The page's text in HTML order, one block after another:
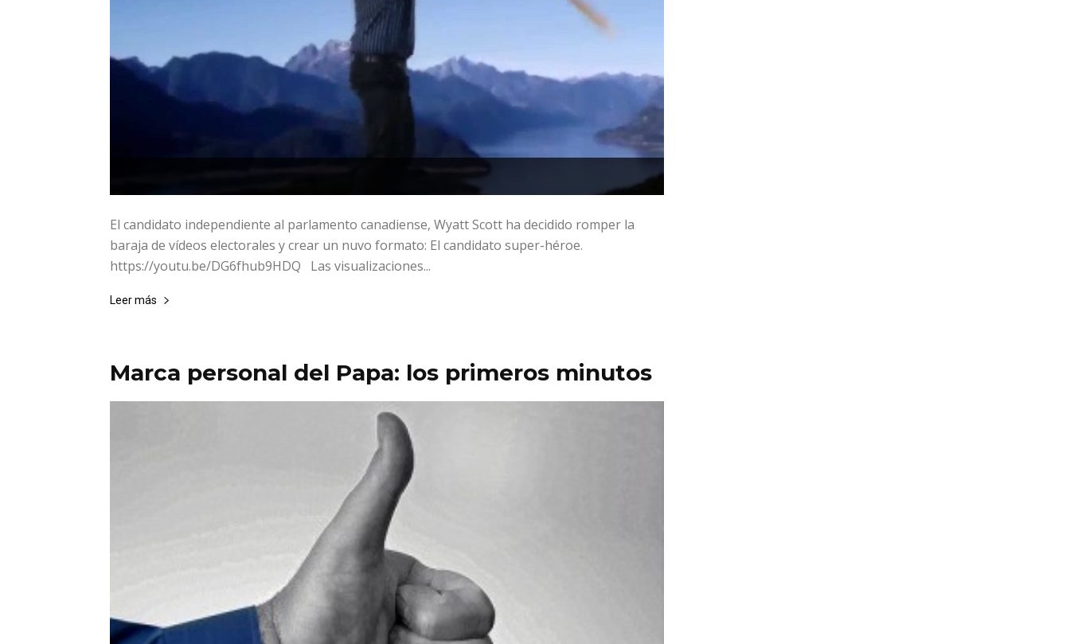
El candidato independiente al parlamento canadiense, Wyatt Scott ha decidido romper la
baraja de vídeos electorales y crear un nuvo formato: El candidato super-héroe.
https://youtu.be/DG6fhub9HDQ Las visualizaciones...
Leer más
Marca personal del Papa: los primeros minutos